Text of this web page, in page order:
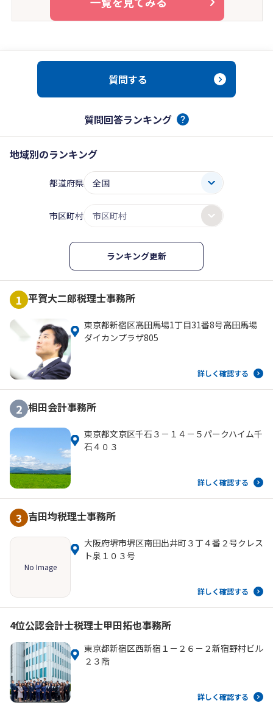
質問する
質問回答ランキング
地域別のランキング
都道府県
市区町村
ランキング更新
1 平賀大二郎税理士事務所
東京都新宿区高田馬場1丁目31番8号高田馬場
ダイカンプラザ805
詳しく確認する
2 相田会計事務所
東京都文京区千石３－１４－５パークハイム千
石４０３
詳しく確認する
3 吉田均税理士事務所
No Image
大阪府堺市堺区南田出井町３丁４番２号クレス
ト泉１０３号
詳しく確認する
4位公認会計士税理士甲田拓也事務所
東京都新宿区西新宿１－２６－２新宿野村ビル
２３階
詳しく確認する